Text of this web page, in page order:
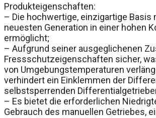
Produkteigenschaften:
– Die hochwertige, einzigartige
neuesten Generation in einer hohen
ermöglicht;
– Aufgrund seiner ausgeglichenen
Fressschutzeigenschaften sicher,
von Umgebungstemperaturen
verhindert ein Einklemmen der
selbstsperrenden
– Es bietet die erforderlichen
Gebrauch des manuellen Getriebes,